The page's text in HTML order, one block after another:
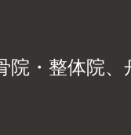
・整体院、